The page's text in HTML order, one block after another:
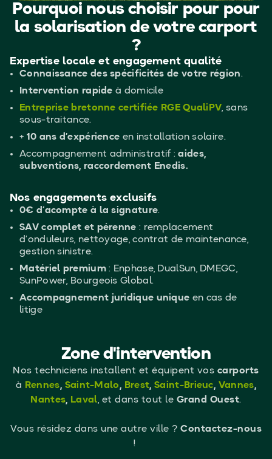
Pourquoi nous choisir pour pour
la solarisation de votre carport
?
Expertise locale et engagement qualité
Connaissance des spécificités de votre région.
Intervention rapide à domicile
Entreprise bretonne certifiée RGE QualiPV, sans
sous-traitance.
+ 10 ans d’expérience en installation solaire.
Accompagnement administratif :aides,
subventions, raccordement Enedis.
Nos engagements exclusifs
0€ d’acompte à la signature.
SAV complet et pérenne : remplacement
d’onduleurs, nettoyage, contrat de maintenance,
gestion sinistre.
Matériel premium: Enphase, DualSun, DMEGC,
SunPower, Bourgeois Global.
Accompagnement juridique unique en cas de
litige
Zone d'intervention
Nos techniciens installent et équipent vos carports
à Rennes, Saint-Malo, Brest,Saint-Brieuc, Vannes,
Nantes, Laval, et dans tout le Grand Ouest.
Vous résidez dans une autre ville ? Contactez-nous
!